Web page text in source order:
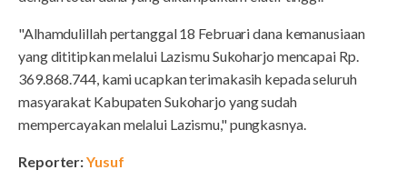
"Alhamdulillah pertanggal 18 Februari dana kemanusiaan
yang dititipkan melalui Lazismu Sukoharjo mencapai Rp.
369.868.744, kami ucapkan terimakasih kepada seluruh
masyarakat Kabupaten Sukoharjo yang sudah
mempercayakan melalui Lazismu," pungkasnya.
Reporter:Yusuf